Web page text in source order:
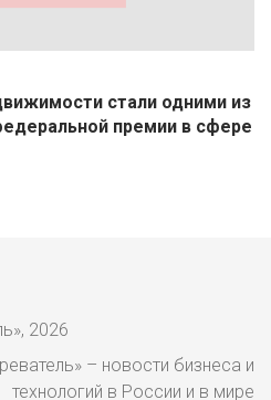
стали одними из
премии в сфере
2026
– новости бизнеса и
технологий в России и в мире